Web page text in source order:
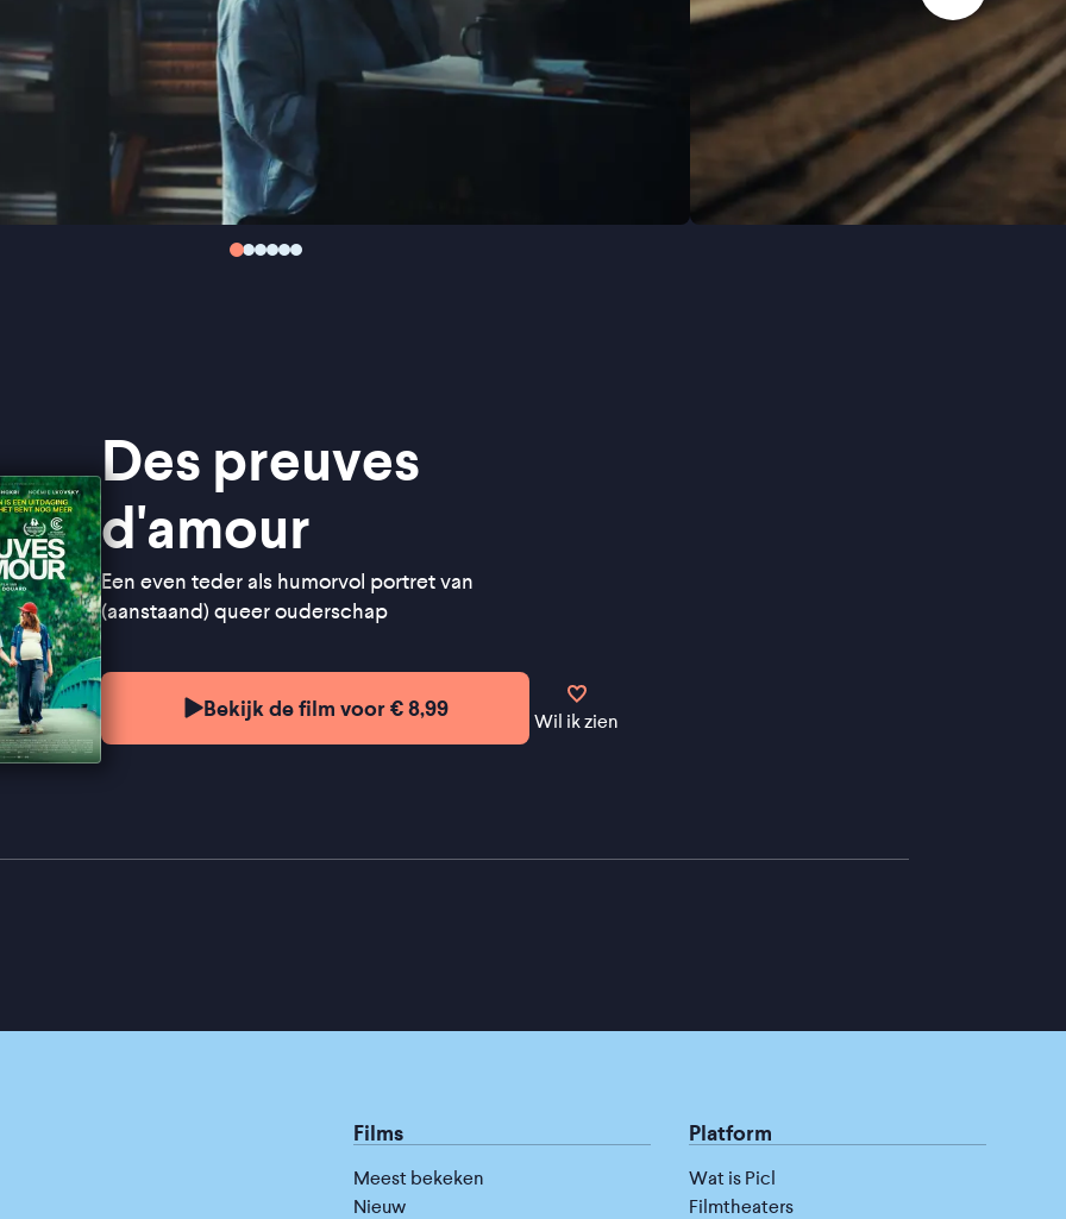
Des preuves
d'amour
Een even teder als humorvol portret van
(aanstaand) queer ouderschap
Bekijk de film voor € 8,99
Wil ik zien
Films
Meest bekeken
Nieuw
Platform
Wat is Picl
Filmtheaters